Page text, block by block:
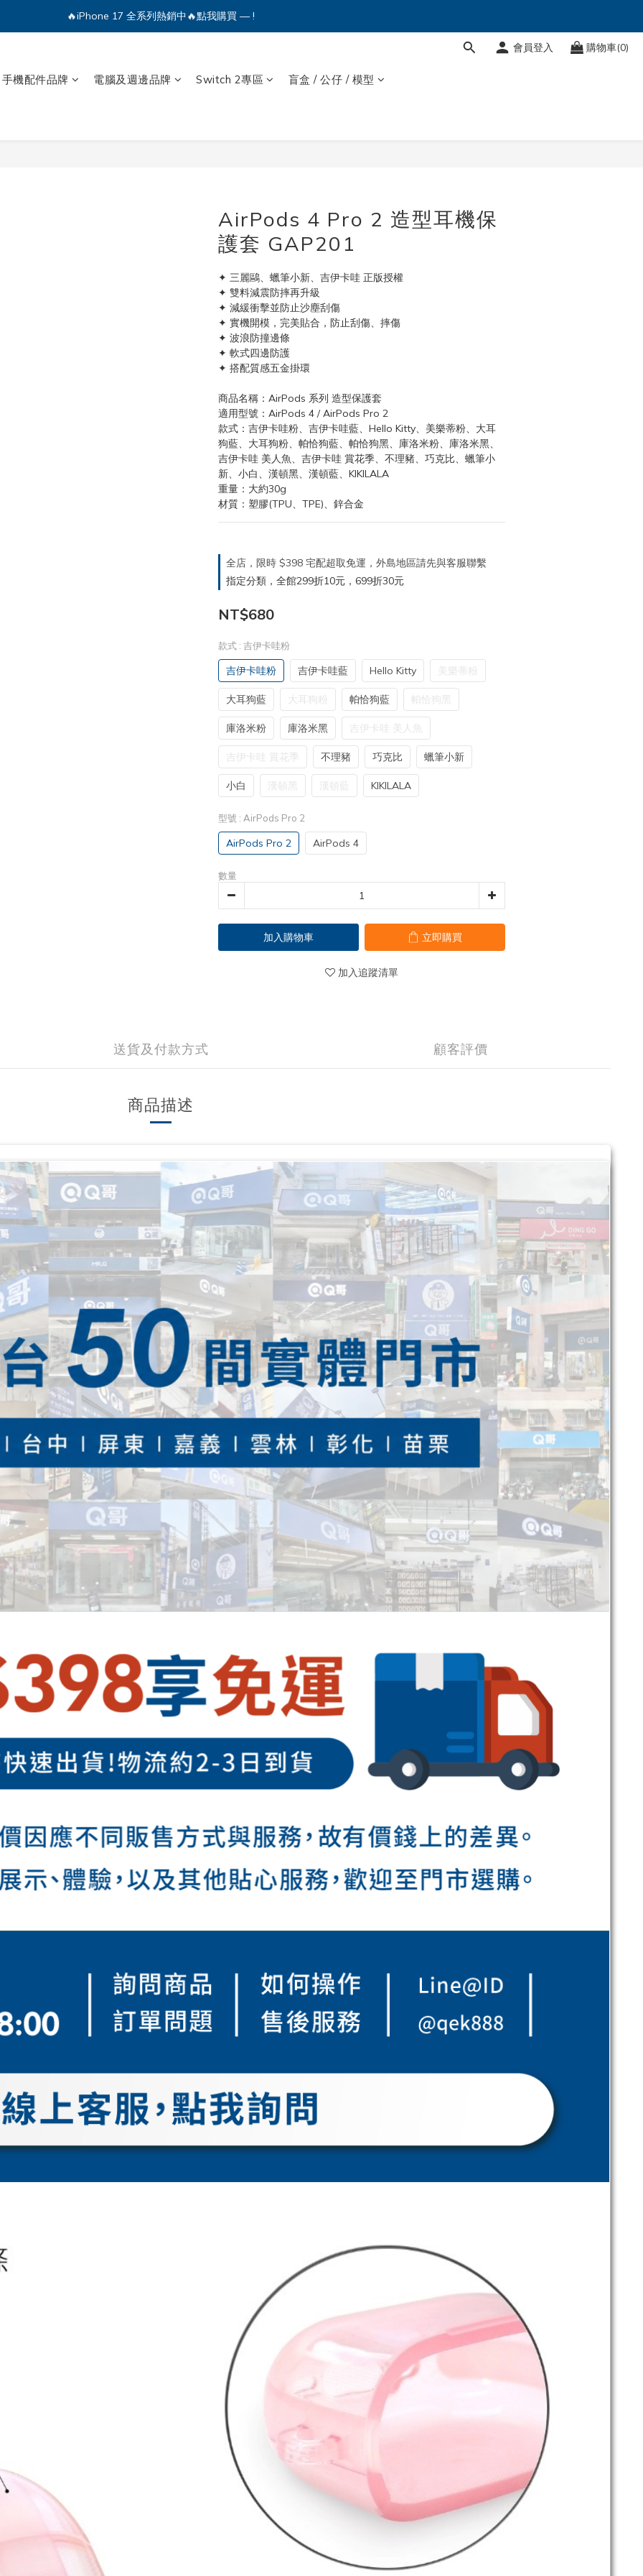
🔥iPhone 17 全系列熱銷中🔥點我購買 — !
💕加入Q哥 Line 新好友領優惠券！🎫
會員登入 購物車(0)
手機配件品牌 電腦及週邊品牌 Switch 2專區 盲盒 / 公仔 / 模型
AirPods 4 Pro 2 造型耳機保
護套 GAP201
✦ 三麗鷗、蠟筆小新、吉伊卡哇 正版授權
✦ 雙料減震防摔再升級
✦ 減緩衝擊並防止沙塵刮傷
✦ 實機開模，完美貼合，防止刮傷、摔傷
✦ 波浪防撞邊條
✦ 軟式四邊防護
✦ 搭配質感五金掛環
商品名稱：AirPods 系列 造型保護套
適用型號：AirPods 4 / AirPods Pro 2
款式：吉伊卡哇粉、吉伊卡哇藍、Hello Kitty、美樂蒂粉、大耳
狗藍、大耳狗粉、帕恰狗藍、帕恰狗黑、庫洛米粉、庫洛米黑、
吉伊卡哇 美人魚、吉伊卡哇 賞花季、不理豬、巧克比、蠟筆小
新、小白、漢頓黑、漢頓藍、KIKILALA
重量：大約30g
材質：塑膠(TPU、TPE)、鋅合金
全店，限時 $398 宅配超取免運，外島地區請先與客服聯繫
指定分類，全館299折10元，699折30元
NT$680
款式 : 吉伊卡哇粉
吉伊卡哇粉 吉伊卡哇藍 Hello Kitty 美樂蒂粉
大耳狗藍 大耳狗粉 帕恰狗藍 帕恰狗黑
庫洛米粉 庫洛米黑 吉伊卡哇 美人魚
吉伊卡哇 賞花季 不理豬 巧克比 蠟筆小新
小白 漢頓黑 漢頓藍 KIKILALA
型號 : AirPods Pro 2
AirPods Pro 2 AirPods 4
數量
加入購物車 立即購買
加入追蹤清單
送貨及付款方式 顧客評價
商品描述